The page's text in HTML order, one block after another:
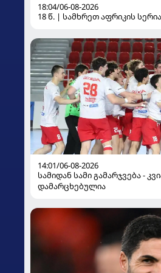
18:04/06-08-2026
18 წ. | სამხრეთ აფრიკის
14:01/06-08-2026
სამიდან სამი გამარჯვება -
დამარცხებულია